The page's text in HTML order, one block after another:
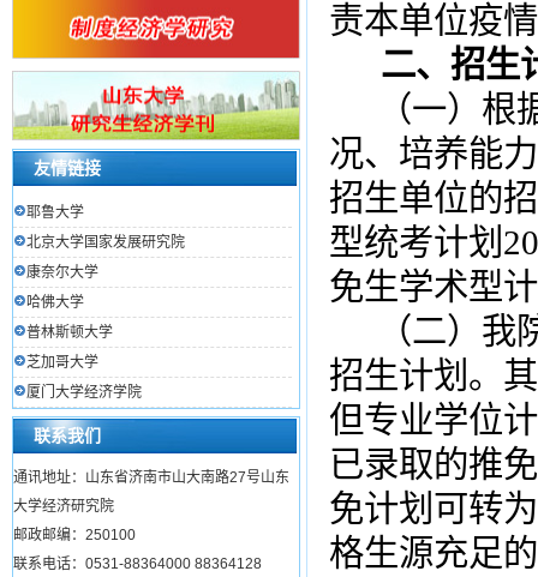
友情链接
耶鲁大学
北京大学国家发展研究院
康奈尔大学
哈佛大学
普林斯顿大学
芝加哥大学
厦门大学经济学院
联系我们
通讯地址：山东省济南市山大南路27号山东
大学经济研究院
邮政邮编：250100
联系电话：0531-88364000 88364128
责本单位疫
二、招生
（一）
况、培养能
招生单位的
型统考计划 20
免生学术型
（二）
招生计划。
但专业学位
已录取的推
免计划可转
格生源充足